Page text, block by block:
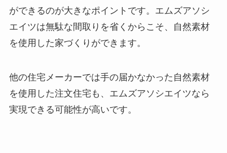
ができるのが大きなポイントです。エムズアソシ
エイツは無駄な間取りを省くからこそ、自然素材
を使用した家づくりができます。
他の住宅メーカーでは手の届かなかった自然素材
を使用した注文住宅も、エムズアソシエイツなら
実現できる可能性が高いです。